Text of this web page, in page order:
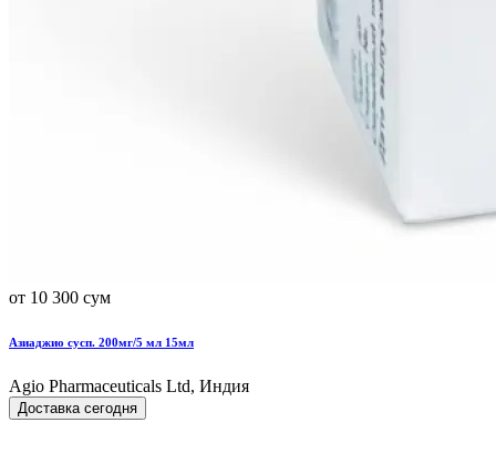
от 10 300 сум
Азиаджио сусп. 200мг/5 мл 15мл
Agio Pharmaceuticals Ltd, Индия
Доставка сегодня